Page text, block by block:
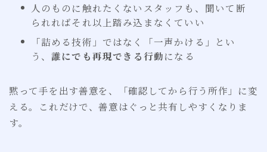
人のものに触れたくないスタッフも、聞いて断
られればそれ以上踏み込まなくていい
「詰める技術」ではなく「一声かける」とい
う、 誰にでも再現できる行動になる
黙って手を出す善意を、「確認してから行う所作」に変
える。これだけで、善意はぐっと共有しやすくなりま
す。